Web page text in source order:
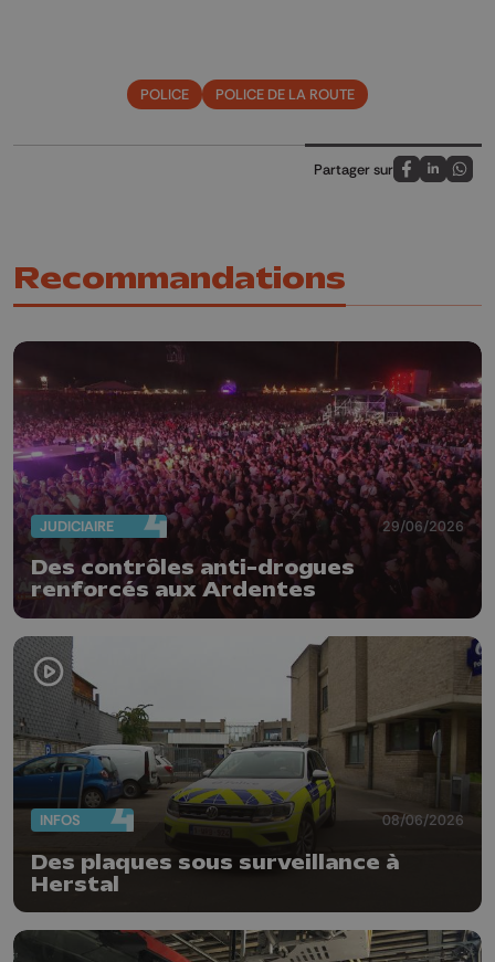
POLICE POLICE DE LA ROUTE
Partager sur
Partagez sur
Partagez
Recommandations
JUDICIAIRE 29/06/2026
Des contrôles anti-drogues
renforcés aux Ardentes
INFOS 08/06/2026
Des plaques sous surveillance à
Herstal